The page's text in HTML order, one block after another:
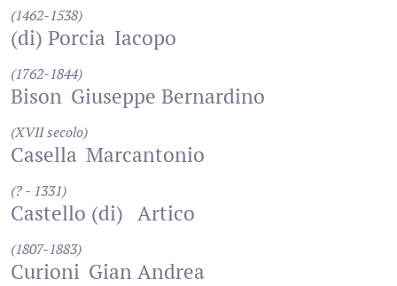
(1462-1538)
(di) Porcia Iacopo
(1762-1844)
Bison Giuseppe Bernardino
(XVII secolo)
Casella Marcantonio
(? - 1331)
Castello (di) Artico
(1807-1883)
Curioni Gian Andrea